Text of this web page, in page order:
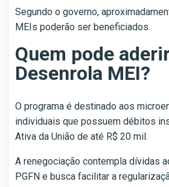
Segundo o governo,
MEIs poderão ser beneficiados.
Quem pode
Desenrola MEI?
O programa é destinado aos
individuais que possuem débitos
Ativa da União de até R$ 20 mil.
A renegociação contempla dívidas
PGFN e busca facilitar a